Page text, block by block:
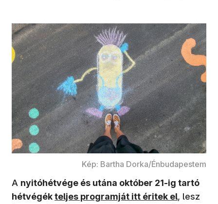
Kép: Bartha Dorka/Énbudapestem
A nyitóhétvége és utána október 21-ig tartó
hétvégékteljes programját itt éritek el, lesz